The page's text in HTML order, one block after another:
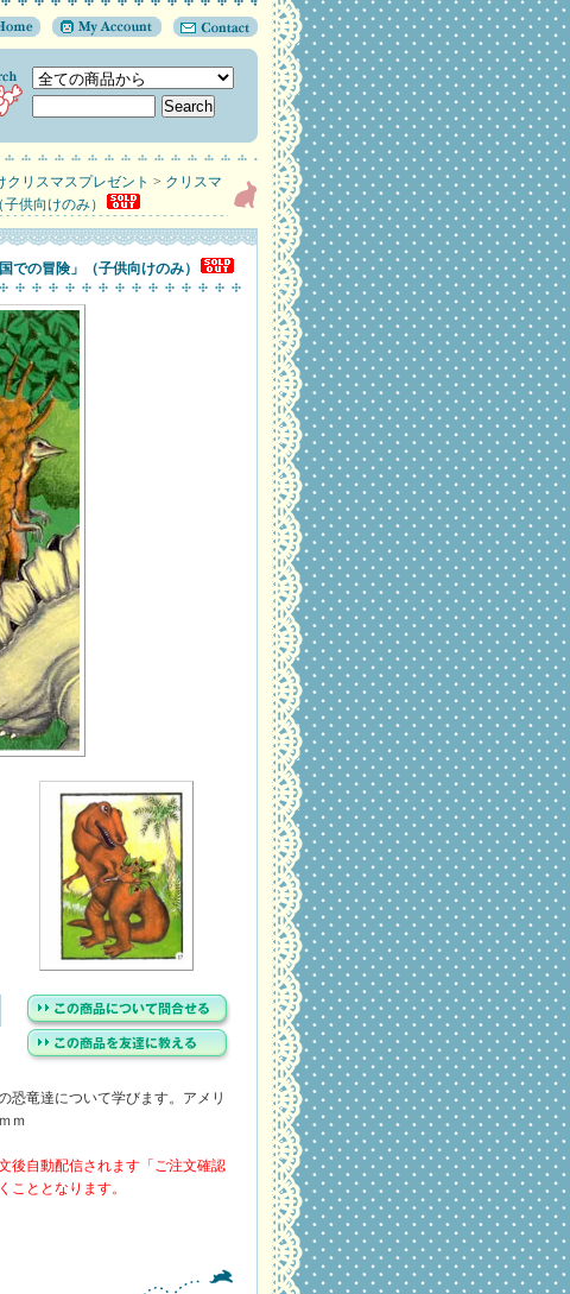
クリスマスプレゼント > クリスマ
供向けのみ）
での冒険」（子供向けのみ）
恐竜達について学びます。アメリ
ｍ
後自動配信されます「ご注文確認
こととなります。